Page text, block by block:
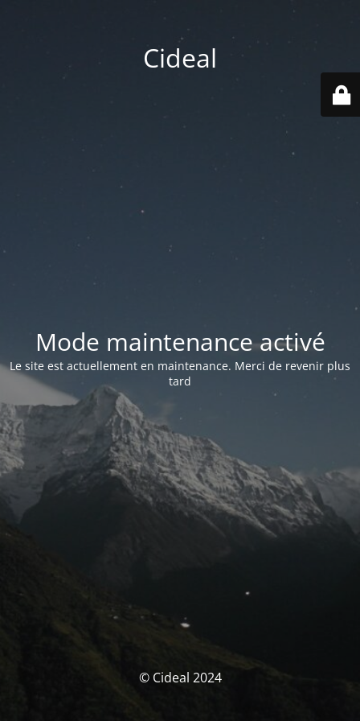
Cideal
Mode maintenance activé
Le site est actuellement en maintenance. Merci de revenir plus
tard
© Cideal 2024